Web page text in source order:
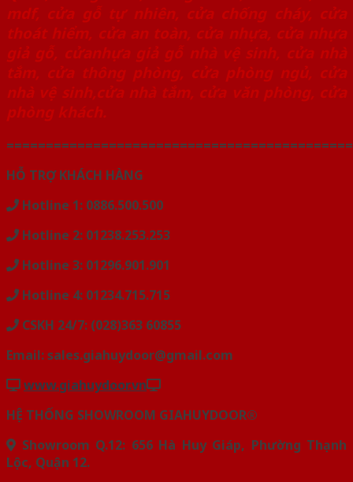
mdf, cửa gỗ tự nhiên, cửa chống cháy, cửa
thoát hiểm, cửa an toàn, cửa nhựa, cửa nhựa
giả gỗ, cửanhựa giả gỗ nhà vệ sinh, cửa nhà
tắm, cửa thông phòng, cửa phòng ngủ, cửa
nhà vệ sinh,cửa nhà tắm, cửa văn phòng, cửa
phòng khách.
HỖ TRỢ KHÁCH HÀNG
Hotline 1: 0886.500.500
Hotline 2: 01238.253.253
Hotline 3: 01296.901.901
Hotline 4: 01234.715.715
CSKH 24/7: (028)363 60855
Email: sales.giahuydoor@gmail.com
www.giahuydoor.vn
HỆ THỐNG SHOWROOM GIAHUYDOOR®
Showroom Q.12: 656 Hà Huy Giáp, Phường Thạnh
Lộc, Quận 12.